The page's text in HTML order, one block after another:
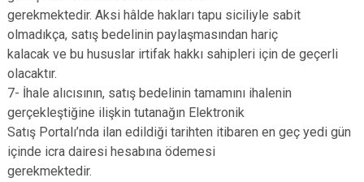
gerekmektedir. Aksi hâlde hakları tapu siciliyle sabit
olmadıkça, satış bedelinin paylaşmasından hariç
kalacak ve bu hususlar irtifak hakkı sahipleri için de geçerli
olacaktır.
7- İhale alıcısının, satış bedelinin tamamını ihalenin
gerçekleştiğine ilişkin tutanağın Elektronik
Satış Portalı’nda ilan edildiği tarihten itibaren en geç yedi gün
içinde icra dairesi hesabına ödemesi
gerekmektedir.